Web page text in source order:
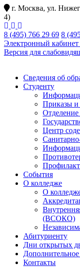
г. Москва, ул.
4)
8 (495) 766 29 69 8
Электронный
Версия для
Сведения об
Студенту
Приказы и
Отделение
Центр
События
О колледже
О
(ВСОКО)
Абитуриенту
Дни открытых
Контакты